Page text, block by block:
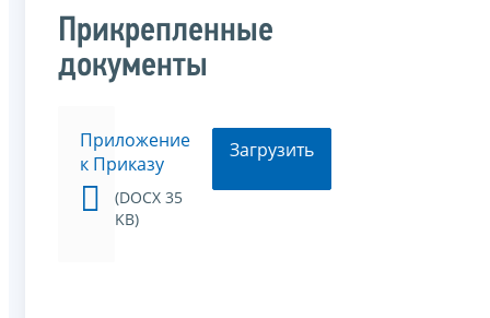
Прикрепленные
документы
Приложение
к Приказу
(DOCX 35
KB)
Загрузить